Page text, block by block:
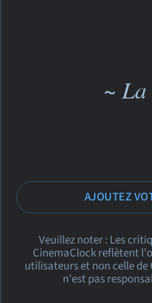
~
AJOUTEZ
Veuillez noter : Les
CinemaClock reflètent
utilisateurs et non celle
n'est pas